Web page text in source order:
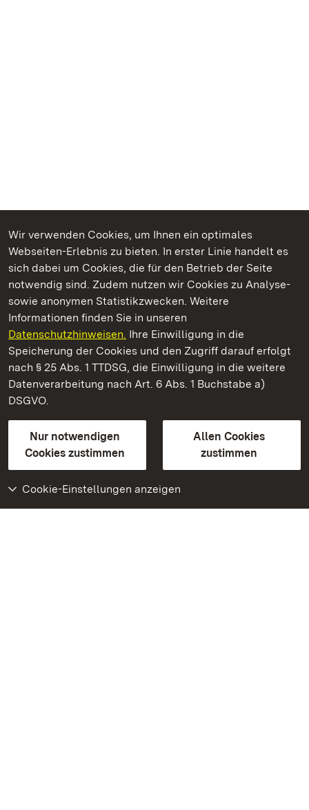
Wir verwenden Cookies, um Ihnen ein optimales
Webseiten-Erlebnis zu bieten. In erster Linie handelt es
sich dabei um Cookies, die für den Betrieb der Seite
notwendig sind. Zudem nutzen wir Cookies zu Analyse-
sowie anonymen Statistikzwecken. Weitere
Informationen finden Sie in unseren
Datenschutzhinweisen. Ihre Einwilligung in die
Speicherung der Cookies und den Zugriff darauf erfolgt
nach § 25 Abs. 1 TTDSG, die Einwilligung in die weitere
Datenverarbeitung nach Art. 6 Abs. 1 Buchstabe a)
DSGVO.
Nur notwendigen
Cookies zustimmen
Allen Cookies
zustimmen
Cookie-Einstellungen anzeigen
Kommen. Staunen. Genießen.
Staatliche Schlösser und Gärten Baden‑Württemberg
Staatliche Schlösser und Gärten Baden-Württemberg
Kontakt
GebärdenspracheLeichte Sprache
Erklärung zur Barrierefreiheit
BITV-konform (geprüfte Seiten)
Weiteres